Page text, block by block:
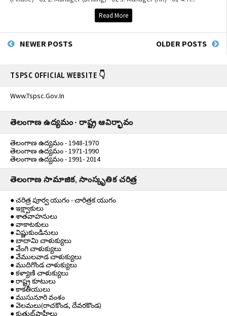
Read More
NEWER POSTS OLDER POSTS
TSPSC OFFICIAL WEBSITE 👇
Www.tspsc.gov.in
తెలంగాణ ఉద్యమం - రాష్ట్ర ఆవిర్భావం
తెలంగాణ ఉద్యమం - 1948-1970
తెలంగాణ ఉద్యమం - 1971-1990
తెలంగాణ ఉద్యమం - 1991- 2014
తెలంగాణ సామాజిక, సాంస్కృతిక చరిత్ర
● చరిత్ర పూర్వ యుగం - చారిత్రక యుగం
● ఇక్ష్వాకులు
● శాతవాహనులు
● వాకాటకులు
● విష్ణుకుండినులు
● బాదామి చాళుక్యులు
● వేంగి చాళుక్యులు
● వేములవాడ చాళుక్యులు
● ముదిగొండ చాళుక్యులు
● కళ్యాణి చాళుక్యులు
● రాష్ట్ర కూటులు
● కాకతీయులు
● ముసునూరి వంశం
● వెలమలు(రాచకొండ, దేవరకొండ)
● కుతుబ్‌షాహీలు